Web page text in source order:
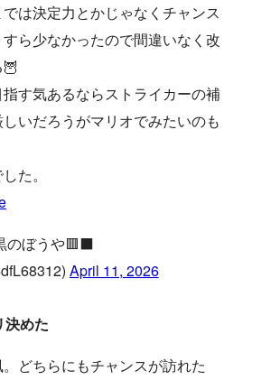
は決定力とかじゃなくチャンス
ら少なかったので間違いなく改
指す気あるならストライカーの補
いだろうがマリオでみたいのも
た。
ぼうや🟥⬛️
April 11, 2026
決めた
どちらにもチャンスが訪れた